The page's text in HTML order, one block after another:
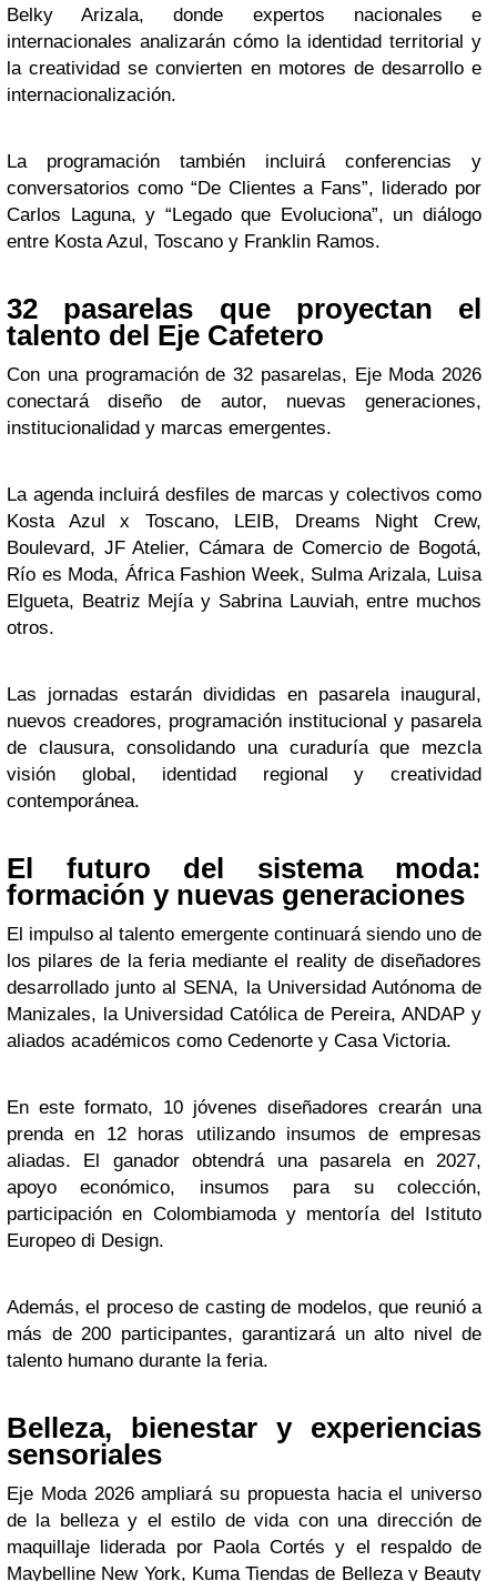
Belky Arizala, donde expertos nacionales e
internacionales analizarán cómo la identidad territorial y
la creatividad se convierten en motores de desarrollo e
internacionalización.
La programación también incluirá conferencias y
conversatorios como “De Clientes a Fans”, liderado por
Carlos Laguna, y “Legado que Evoluciona”, un diálogo
entre Kosta Azul, Toscano y Franklin Ramos.
32 pasarelas que proyectan el
talento del Eje Cafetero
Con una programación de 32 pasarelas, Eje Moda 2026
conectará diseño de autor, nuevas generaciones,
institucionalidad y marcas emergentes.
La agenda incluirá desfiles de marcas y colectivos como
Kosta Azul x Toscano, LEIB, Dreams Night Crew,
Boulevard, JF Atelier, Cámara de Comercio de Bogotá,
Río es Moda, África Fashion Week, Sulma Arizala, Luisa
Elgueta, Beatriz Mejía y Sabrina Lauviah, entre muchos
otros.
Las jornadas estarán divididas en pasarela inaugural,
nuevos creadores, programación institucional y pasarela
de clausura, consolidando una curaduría que mezcla
visión global, identidad regional y creatividad
contemporánea.
El futuro del sistema moda:
formación y nuevas generaciones
El impulso al talento emergente continuará siendo uno de
los pilares de la feria mediante el reality de diseñadores
desarrollado junto al SENA, la Universidad Autónoma de
Manizales, la Universidad Católica de Pereira, ANDAP y
aliados académicos como Cedenorte y Casa Victoria.
En este formato, 10 jóvenes diseñadores crearán una
prenda en 12 horas utilizando insumos de empresas
aliadas. El ganador obtendrá una pasarela en 2027,
apoyo económico, insumos para su colección,
participación en Colombiamoda y mentoría del Istituto
Europeo di Design.
Además, el proceso de casting de modelos, que reunió a
más de 200 participantes, garantizará un alto nivel de
talento humano durante la feria.
Belleza, bienestar y experiencias
sensoriales
Eje Moda 2026 ampliará su propuesta hacia el universo
de la belleza y el estilo de vida con una dirección de
maquillaje liderada por Paola Cortés y el respaldo de
Maybelline New York, Kuma Tiendas de Belleza y Beauty